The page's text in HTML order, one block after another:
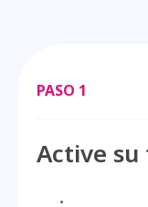
PASO 1
Active